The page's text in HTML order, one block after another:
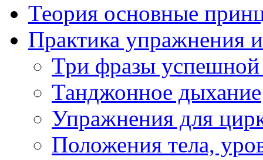
Теория основные
Практика упражнения
Три фразы успешной
Танджонное дыхание
Упражнения для
Положения тела,